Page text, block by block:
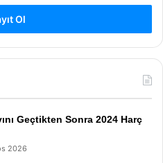
Ol
Geçtikten Sonra 2024 Harç
2026